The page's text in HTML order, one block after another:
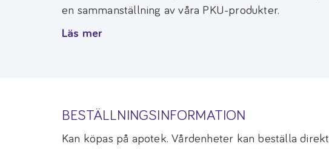
en sammanställning av våra PKU-produkter.
Läs mer
BESTÄLLNINGSINFORMATION
Kan köpas på apotek. Vårdenheter kan beställa direkt